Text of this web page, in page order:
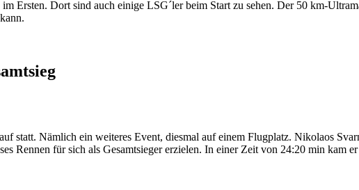
Ersten. Dort sind auch einige LSG´ler beim Start zu sehen. Der 50 km-
statt. Nämlich ein weiteres Event, diesmal auf einem Flugplatz. Nikolaos
Rennen für sich als Gesamtsieger erzielen. In einer Zeit von 24:20 min kam